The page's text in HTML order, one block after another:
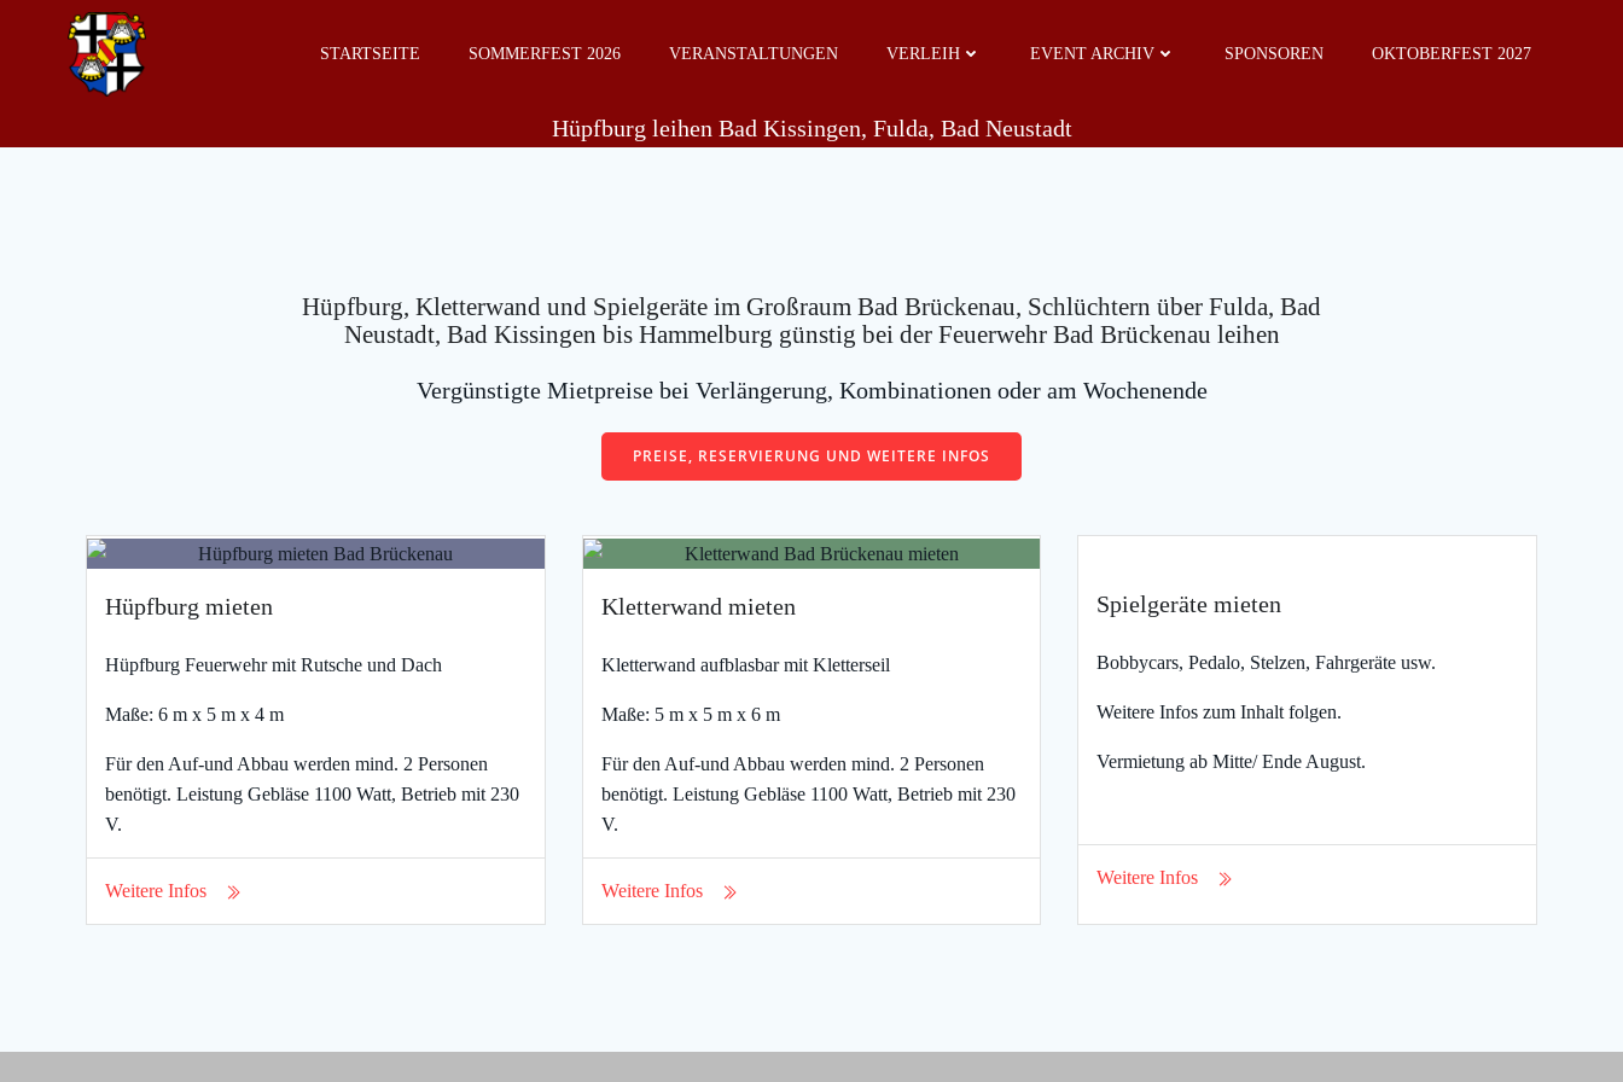
STARTSEITE SOMMERFEST 2026 VERANSTALTUNGEN VERLEIH EVENT ARCHIV SPONSOREN OKTOBERFEST 2027
Hüpfburg leihen Bad Kissingen, Fulda, Bad Neustadt
Hüpfburg, Kletterwand und Spielgeräte im Großraum Bad Brückenau, Schlüchtern über Fulda, Bad
Neustadt, Bad Kissingen bis Hammelburg günstig bei der Feuerwehr Bad Brückenau leihen
Vergünstigte Mietpreise bei Verlängerung, Kombinationen oder am Wochenende
PREISE, RESERVIERUNG UND WEITERE INFOS
Hüpfburg mieten
Hüpfburg Feuerwehr mit Rutsche und Dach
Maße: 6 m x 5 m x 4 m
Für den Auf-und Abbau werden mind. 2 Personen
benötigt. Leistung Gebläse 1100 Watt, Betrieb mit 230
V.
Weitere Infos
Kletterwand mieten
Kletterwand aufblasbar mit Kletterseil
Maße: 5 m x 5 m x 6 m
Für den Auf-und Abbau werden mind. 2 Personen
benötigt. Leistung Gebläse 1100 Watt, Betrieb mit 230
V.
Weitere Infos
Spielgeräte mieten
Bobbycars, Pedalo, Stelzen, Fahrgeräte usw.
Weitere Infos zum Inhalt folgen.
Vermietung ab Mitte/ Ende August.
Weitere Infos